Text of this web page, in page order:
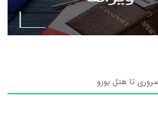
تا هتل یورو